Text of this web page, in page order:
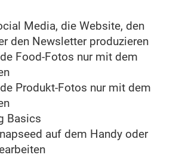
Media, die Website, den
den Newsletter produzieren
Food-Fotos nur mit dem
Produkt-Fotos nur mit dem
Basics
auf dem Handy oder